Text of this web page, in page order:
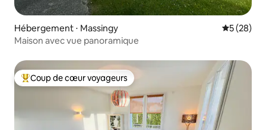
Hébergement ⋅ Massingy
5 (28)
Maison avec vue panoramique
Coups de cœur voyageurs les plus appréciés
Coup de cœur voyageurs